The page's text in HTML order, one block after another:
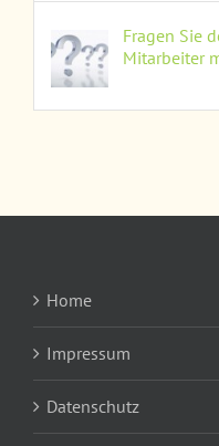
Fragen Sie
Mitarbeiter
Home
Impressum
Datenschutz